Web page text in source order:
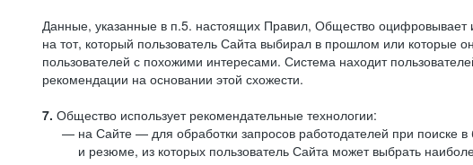
Данные, указанные в п.5. настоящих Правил, Общество оцифровывает
на тот, который пользователь Сайта выбирал в прошлом или которые
пользователей с похожими интересами. Система находит
рекомендации на основании этой схожести.
7. Общество использует рекомендательные технологии:
на Сайте — для обработки запросов работодателей при поиске
и резюме, из которых пользователь Сайта может выбрать